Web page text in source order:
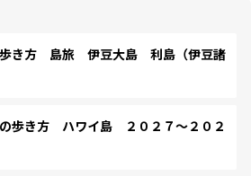
き方 島旅 伊豆大島 利島（伊豆諸
歩き方 ハワイ島 ２０２７～２０２